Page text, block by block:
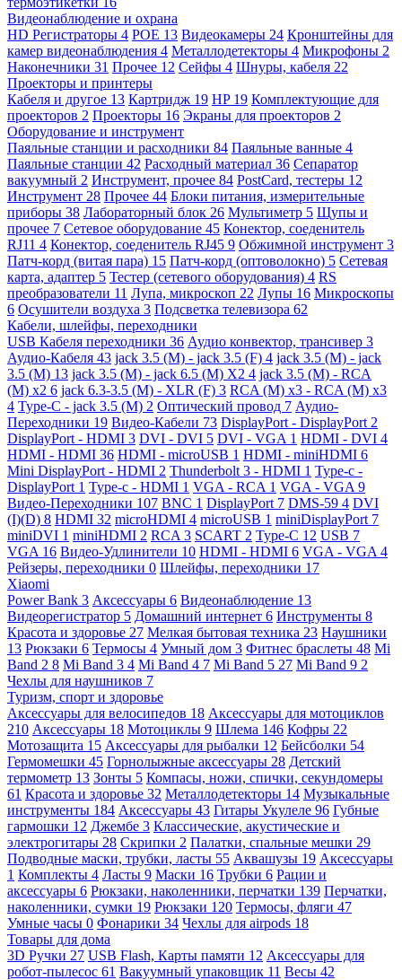
Видеонаблюдение и охрана
HD Регистраторы 4 POE 13 Видеокамеры 24 Кронштейны для
камер видеонаблюдения 4 Металлодетекторы 4 Микрофоны 2
Наконечники 31 Прочее 12 Сейфы 4 Шнуры, кабеля 22
Проекторы и принтеры
Кабеля и другое 13 Картридж 19 HP 19 Комплектующие для
проекторов 2 Проекторы 16 Экраны для проекторов 2
Оборудование и инструмент
Паяльные станции и расходники 84 Паяльные ванные 4
Паяльные станции 42 Расходный материал 36 Сепаратор
вакуумный 2 Инструмент, прочее 84 PostCard, тестеры 12
Инструмент 28 Прочее 44 Блоки питания, измерительные
приборы 38 Лабораторный блок 26 Мультиметр 5 Щупы и
прочее 7 Сетевое оборудование 45 Конектор, соеденитель
RJ11 4 Конектор, соеденитель RJ45 9 Обжимной инструмент 3
Патч-корд (витая пара) 15 Патч-корд (оптоволокно) 5 Сетевая
карта, адаптер 5 Тестер (сетевого оборудования) 4 RS
преобразователи 11 Лупа, микроскоп 22 Лупы 16 Микроскопы
6 Осушители воздуха 3 Подсветка телевизора 62
Кабели, шлейфы, переходники
USB Кабеля переходники 36 Аудио конвектор, трансивер 3
Аудио-Кабеля 43 jack 3.5 (M) - jack 3.5 (F) 4 jack 3.5 (M) - jack
3.5 (M) 13 jack 3.5 (M) - jack 6.5 (M) X2 4 jack 3.5 (M) - RCA
(M) x2 6 jack 6.3-3.5 (M) - XLR (F) 3 RCA (M) x3 - RCA (M) x3
4 Type-C - jack 3.5 (M) 2 Оптический провод 7 Аудио-
Переходники 19 Видео-Кабели 73 DisplayPort - DisplayPort 2
DisplayPort - HDMI 3 DVI - DVI 5 DVI - VGA 1 HDMI - DVI 4
HDMI - HDMI 36 HDMI - microUSB 1 HDMI - miniHDMI 6
Mini DisplayPort - HDMI 2 Thunderbolt 3 - HDMI 1 Type-c -
DisplayPort 1 Type-c - HDMI 1 VGA - RCA 1 VGA - VGA 9
Видео-Переходники 107 BNC 1 DisplayPort 7 DMS-59 4 DVI
(I)(D) 8 HDMI 32 microHDMI 4 microUSB 1 miniDisplayPort 7
miniDVI 1 miniHDMI 2 RCA 3 SCART 2 Type-C 12 USB 7
VGA 16 Видео-Удлинители 10 HDMI - HDMI 6 VGA - VGA 4
Рейзеры, переходники 0 Шлейфы, переходники 17
Xiaomi
Power Bank 3 Аксессуары 6 Видеонаблюдение 13
Видеорегистратор 5 Домашний интернет 6 Инструменты 8
Красота и здоровье 27 Мелкая бытовая техника 23 Наушники
13 Рюкзаки 6 Термосы 4 Умный дом 3 Фитнес браслеты 48 Mi
Band 2 8 Mi Band 3 4 Mi Band 4 7 Mi Band 5 27 Mi Band 9 2
Чехлы для наушников 7
Туризм, спорт и здоровье
Аксессуары для велосипедов 18 Аксессуары для мотоциклов
210 Аксессуары 18 Мотоциклы 9 Шлема 146 Кофры 22
Мотозащита 15 Аксессуары для рыбалки 12 Бейсболки 54
Гермомешки 45 Горнолыжные аксессуары 28 Детский
термометр 13 Зонты 5 Компасы, ножи, спички, секундомеры
61 Красота и здоровье 32 Металлодетекторы 14 Музыкальные
инструменты 184 Аксессуары 43 Гитары Укулеле 96 Губные
гармошки 12 Джембе 3 Классические, акустические и
электрогитары 28 Скрипки 2 Палатки, спальные мешки 29
Подводные маски, трубки, ласты 55 Аквашузы 19 Аксессуары
1 Комплекты 4 Ласты 9 Маски 16 Трубки 6 Рации и
аксессуары 6 Рюкзаки, наколенники, перчатки 139 Перчатки,
наколенники, сумки 19 Рюкзаки 120 Термосы, фляги 47
Умные часы 0 Фонарики 34 Чехлы для airpods 18
Товары для дома
3D Ручки 27 USB Flash, Карты памяти 12 Аксессуары для
робот-пылесос 61 Вакуумный упаковщик 11 Весы 42